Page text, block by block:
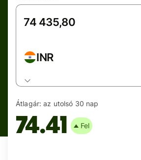
INR
Átlagár: az utolsó 30 nap
74.41 Fel